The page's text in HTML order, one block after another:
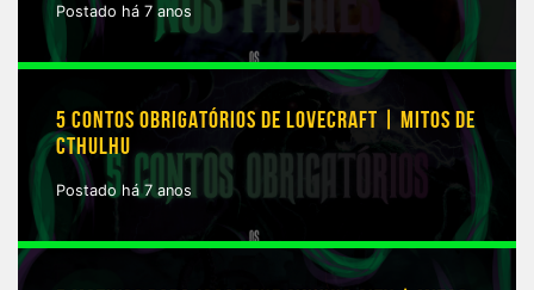
Postado há 7 anos
5 CONTOS OBRIGATÓRIOS DE LOVECRAFT | MITOS DE
CTHULHU
Postado há 7 anos